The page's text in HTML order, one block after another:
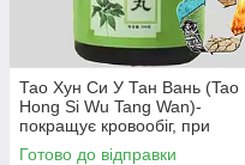
Тао Хун Си У Тан Вань (Tao
Hong Si Wu Tang Wan)-
покращує кровообіг, при
інсульті, головних болях
Готово до відправки